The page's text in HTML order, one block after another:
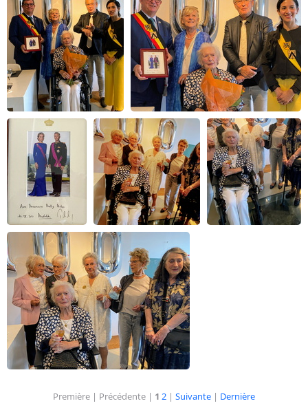
Première | Précédente | 1 2 | Suivante | Dernière